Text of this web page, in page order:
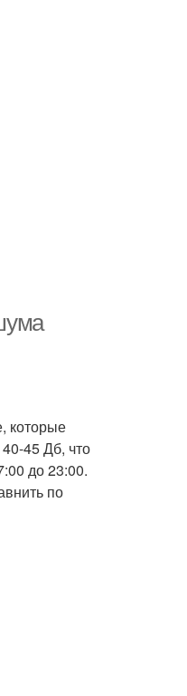
которые
45 Дб, что
до 23:00.
по